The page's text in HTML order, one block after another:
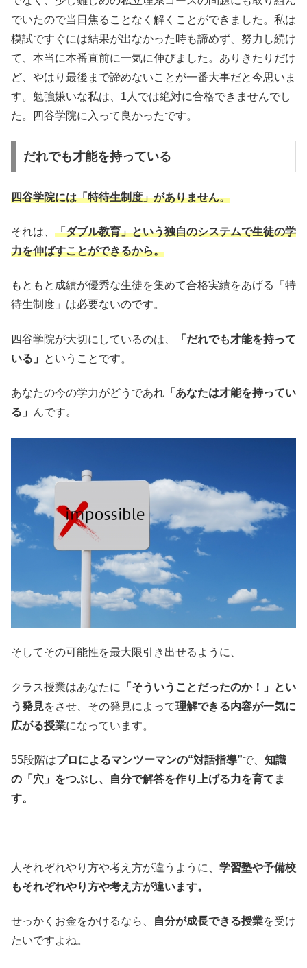
でいたので当日焦ることなく解くことができました。私は
模試ですぐには結果が出なかった時も諦めず、努力し続け
て、本当に本番直前に一気に伸びました。ありきたりだけ
ど、やはり最後まで諦めないことが一番大事だと今思いま
す。勉強嫌いな私は、1人では絶対に合格できませんでし
た。四谷学院に入って良かったです。
だれでも才能を持っている
四谷学院には「特待生制度」がありません。
それは、 「ダブル教育」という独自のシステムで生徒の学
力を伸ばすことができるから。
もともと成績が優秀な生徒を集めて合格実績をあげる「特
待生制度」は必要ないのです。
四谷学院が大切にしているのは、
「だれでも才能を持って
いる」
ということです。
あなたの今の学力がどうであれ 「あなたは才能を持ってい
る」
んです。
そしてその可能性を最大限引き出せるように、
クラス授業はあなたに
「そういうことだったのか！」とい
う発見をさせ、その発見によって理解できる内容が一気に
広がる授業になっています。
55段階はプロによるマンツーマンの“対話指導”で、 知識
の「穴」をつぶし、自分で解答を作り上げる力を育てま
す。
人それぞれやり方や考え方が違うように、 学習塾や予備校
もそれぞれやり方や考え方が違います。
せっかくお金をかけるなら、 自分が成長できる授業を受け
たいですよね。